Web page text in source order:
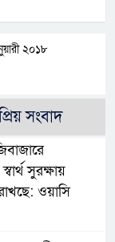
২০১৮
সংবাদ
সুরক্ষায়
ওয়াসি